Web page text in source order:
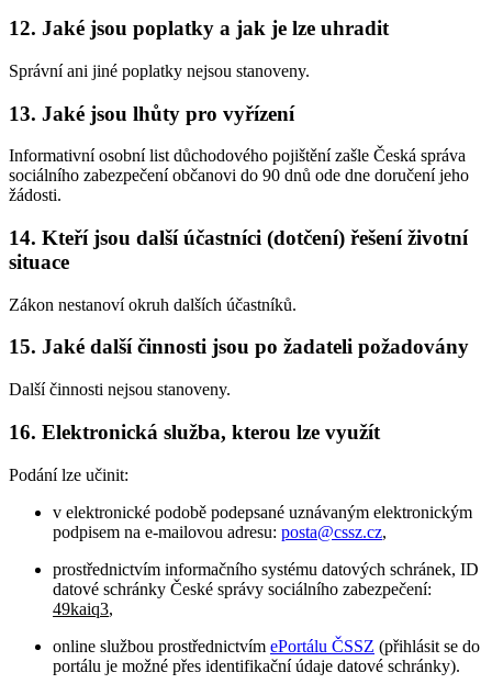
12. Jaké jsou poplatky a jak je lze uhradit
Správní ani jiné poplatky nejsou stanoveny.
13. Jaké jsou lhůty pro vyřízení
Informativní osobní list důchodového pojištění zašle Česká správa
sociálního zabezpečení občanovi do 90 dnů ode dne doručení jeho
žádosti.
14. Kteří jsou další účastníci (dotčení) řešení životní
situace
Zákon nestanoví okruh dalších účastníků.
15. Jaké další činnosti jsou po žadateli požadovány
Další činnosti nejsou stanoveny.
16. Elektronická služba, kterou lze využít
Podání lze učinit:
v elektronické podobě podepsané uznávaným elektronickým
podpisem na e-mailovou adresu: posta@cssz.cz,
prostřednictvím informačního systému datových schránek, ID
datové schránky České správy sociálního zabezpečení:
49kaiq3,
online službou prostřednictvím ePortálu ČSSZ (přihlásit se do
portálu je možné přes identifikační údaje datové schránky).